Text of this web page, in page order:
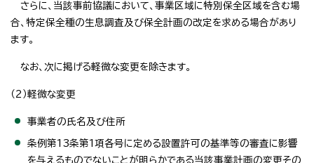
さらに、当該事前協議において、事業区域に特別保全区域を含む場
合、特定保全種の生息調査及び保全計画の改定を求める場合があり
ます。
なお、次に掲げる軽微な変更を除きます。
（2）軽微な変更
事業者の氏名及び住所
条例第13条第1項各号に定める設置許可の基準等の審査に影響
を与えるものでないことが明らかである当該事業計画の変更その